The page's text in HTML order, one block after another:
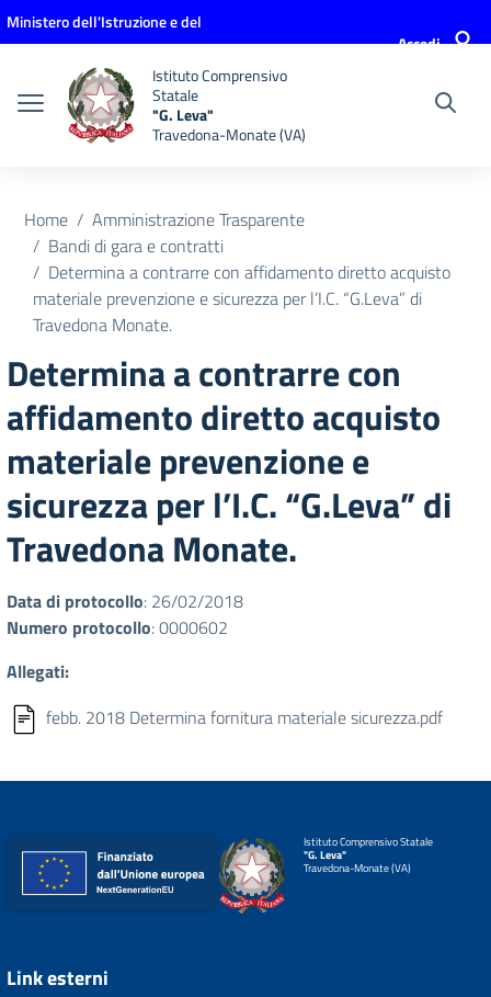
Vai ai contenuti
Vai al menu di navigazione
Vai al footer
Ministero dell'Istruzione e del
Accedi
Istituto Comprensivo
Statale
"G. Leva"
Travedona-Monate (VA)
Home
Amministrazione Trasparente
Bandi di gara e contratti
Determina a contrarre con affidamento diretto acquisto
materiale prevenzione e sicurezza per l’I.C. “G.Leva” di
Travedona Monate.
Determina a contrarre con
affidamento diretto acquisto
materiale prevenzione e
sicurezza per l’I.C. “G.Leva” di
Travedona Monate.
Data di protocollo: 26/02/2018
Numero protocollo: 0000602
Allegati:
febb. 2018 Determina fornitura materiale sicurezza.pdf
Istituto Comprensivo Statale
"G. Leva"
Travedona-Monate (VA)
Link esterni